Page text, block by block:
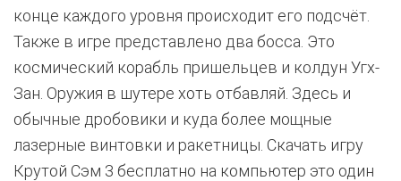
конце каждого уровня происходит его подсчёт.
Также в игре представлено два босса. Это
космический корабль пришельцев и колдун Угх-
Зан. Оружия в шутере хоть отбавляй. Здесь и
обычные дробовики и куда более мощные
лазерные винтовки и ракетницы. Скачать игру
Крутой Сэм 3 бесплатно на компьютер это один